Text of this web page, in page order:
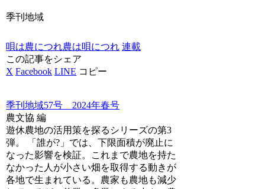
季刊地域
唄は農につれ農は唄につれ 連載
この記事をシェア
X Facebook LINE コピー
季刊地域57号 2024年春号
農文協 編
遊休農地の活用策を探るシリーズの第3
弾。 「誰が?」では、下限面積が廃止に
なった影響を検証。これまで農地を持た
なかった人が小さい畑を取得する動きが
各地で生まれている。農家も農地も減少